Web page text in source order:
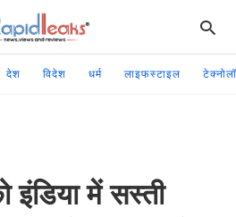
देश विदेश धर्म लाइफस्टाइल
में सस्ती